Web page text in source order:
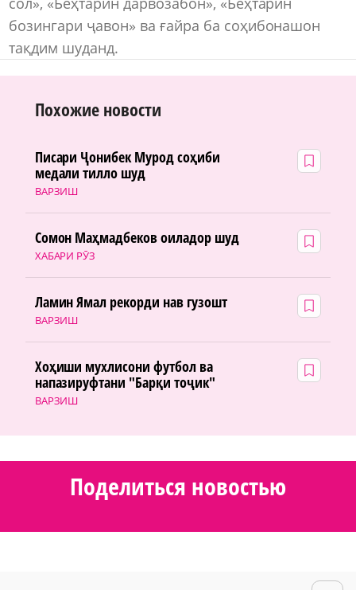
бозингари ҷавон» ва ғайра ба соҳибонашон
тақдим шуданд.
Похожие новости
ВАРЗИШ
Писари Ҷонибек Мурод соҳиби
медали тилло шуд
ХАБАРИ РӮЗ
Сомон Маҳмадбеков оиладор шуд
ВАРЗИШ
Ламин Ямал рекорди нав гузошт
ВАРЗИШ
Хоҳиши мухлисони футбол ва
напазируфтани "Барқи тоҷик"
Поделиться новостью